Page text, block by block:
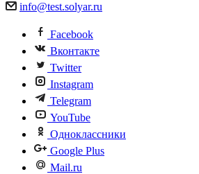
info@test.solyar.ru
Facebook
Вконтакте
Twitter
Instagram
Telegram
YouTube
Одноклассники
Google Plus
Mail.ru